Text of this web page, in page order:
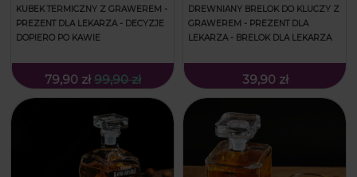
KUBEK TERMICZNY Z GRAWEREM -
PREZENT DLA LEKARZA - DECYZJE
DOPIERO PO KAWIE
79,90 zł 99,90 zł
DREWNIANY BRELOK DO KLUCZY Z
GRAWEREM - PREZENT DLA
LEKARZA - BRELOK DLA LEKARZA
39,90 zł